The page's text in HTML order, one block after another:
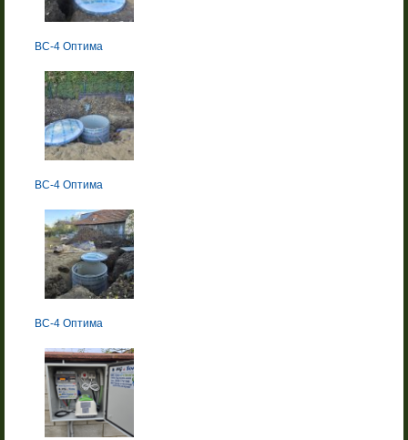
BC-4 Оптима
BC-4 Оптима
BC-4 Оптима